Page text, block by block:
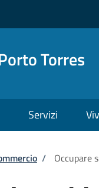
Torres
Servizi
/ Occupare